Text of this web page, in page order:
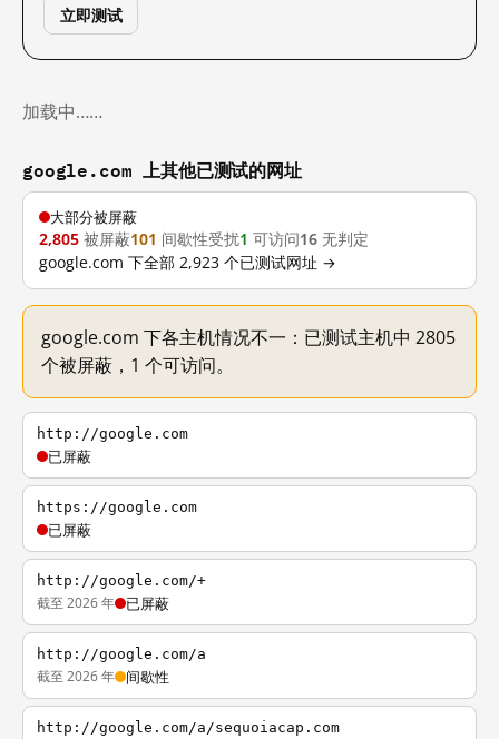
立即测试
加载中……
google.com 上其他已测试的网址
大部分被屏蔽
2,805 被屏蔽101 间歇性受扰1 可访问16 无判定
google.com 下全部 2,923 个已测试网址 →
google.com 下各主机情况不一：已测试主机中 2805
个被屏蔽，1 个可访问。
http://google.com
已屏蔽
https://google.com
已屏蔽
http://google.com/+
截至 2026 年 已屏蔽
http://google.com/a
截至 2026 年 间歇性
http://google.com/a/sequoiacap.com